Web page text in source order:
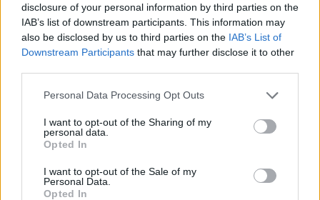
disclosure of your personal information by third parties on the
IAB’s list of downstream participants. This information may
also be disclosed by us to third parties on the IAB’s List of
Downstream Participants that may further disclose it to other
Please note that this website/app uses one or more Google
not limited to your visit or usage behaviour. You may click to
grant or deny consent to Google and its third-party tags to
use your data for below specified purposes in below Google
consent section.
Personal Data Processing Opt Outs
I want to opt-out of the Sharing of my
personal data.
Opted In
I want to opt-out of the Sale of my
Personal Data.
Opted In
Αρθρογραφος:r p
Ημ/νια Έκδοσης:03/10/2024
Το 2ο Πανελλήνιο Προσκοπικό Φόρουμ Νέων
πλησιάζει και τα θέματα είναι hot
Ο Ρόλος και οι Αρμοδιότητες της
Συμβουλευτικής Ομάδας Νέων στο Σ.Ε.Π. – Το 1ο